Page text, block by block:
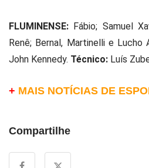
FLUMINENSE: Fábio; Samuel
Renê; Bernal, Martinelli e Lucho
John Kennedy. Técnico: Luís
+ MAIS NOTÍCIAS DE
Compartilhe